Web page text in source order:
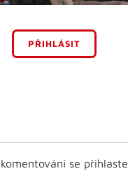
PŘIHLÁSIT
se přihlaste